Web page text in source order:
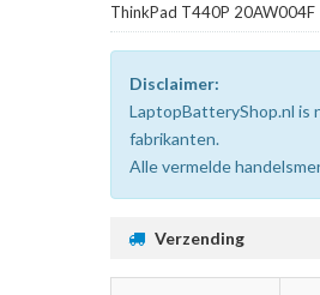
ThinkPad T440P 20AW004F
Disclaimer:
LaptopBatteryShop.nl is
fabrikanten.
Alle vermelde
Verzending